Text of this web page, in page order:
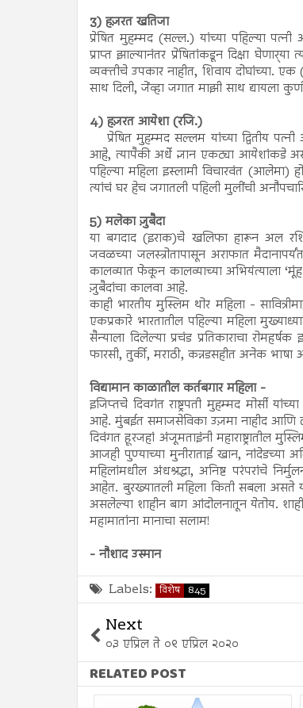
3) हज़रत खतिजा
प्रेषित मुहम्मद (सल्ल.) यांच्या पहिल्या पत्नी
प्राप्त झाल्यानंतर प्रेषितांकडून दिक्षा
व्यक्तीचे उपकार नाहीत, शिवाय दोघांच्या.
साथ दिली, जेंव्हा जगात माझी साथ द्यायला
4) हज़रत आयेशा (रजि.)
प्रेषित मुहम्मद सल्लम यांच्या द्वितीय
आहे, त्यापैकी अर्धे ज्ञान एकट्या आयेशांकडे
पहिल्या महिला इस्लामी विचारवंत (आलेमा)
त्यांचं घर हेच जगातली पहिली मुलींची
5) मलेका ज़ुबैदा
या बगदाद (इराक)चे खलिफा हारून अल
जवळच्या जलस्त्रोतापासून अराफात
कालव्यात फेकून कालव्याच्या अभियंत्याला
ज़ुबैदांचा कालवा आहे.
काही भारतीय मुस्लिम थोर महिला -
एकप्रकारे भारतातील पहिल्या महिला
सैन्याला दिलेल्या प्रचंड प्रतिकाराचा
फारसी, तुर्की, मराठी, कन्नडसहीत अनेक भाषा
विद्यामान काळातील कर्तबगार महिला -
इजिप्तचे दिवगंत राष्ट्रपती मुहम्मद मोर्सी
आहे. मुंबईत समाजसेविका उज़मा नाहीद आणि
दिवंगत हूरजहां अंजूमताइंनी महाराष्ट्रातील
आजही पुण्याच्या मुनीराताई खान, नांदेडच्या
महिलांमधील अंधश्रद्धा, अनिष्ट परंपरांचे
आहेत. बुरख्यातली महिला किती सबला असते
असलेल्या शाहीन बाग आंदोलनातून येतोय.
महामातांना मानाचा सलाम!
- नौशाद उस्मान
Labels: विशेष 845
Next
०३ एप्रिल ते ०९ एप्रिल २०२०
RELATED POST